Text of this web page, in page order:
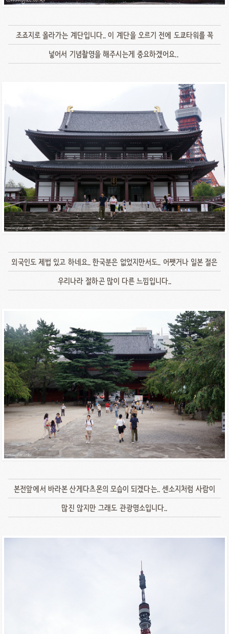
조죠지로 올라가는 계단입니다.. 이 계단을 오르기 전에 도쿄타워를 꼭
넣어서 기념촬영을 해주시는게 중요하겠어요..
외국인도 제법 있고 하네요.. 한국분은 없었지만서도.. 어쨋거나 일본 절은
우리나라 절하곤 많이 다른 느낌입니다..
본전앞에서 바라본 산게다츠몬의 모습이 되겠다는.. 센소지처럼 사람이
많진 않지만 그래도 관광명소입니다..